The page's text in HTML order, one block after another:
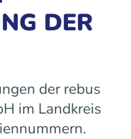
DER
der rebus
im Landkreis